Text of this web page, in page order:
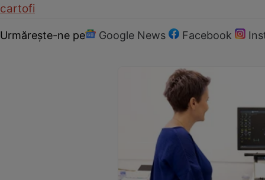
cartofi
Urmărește-ne pe Google News Facebook